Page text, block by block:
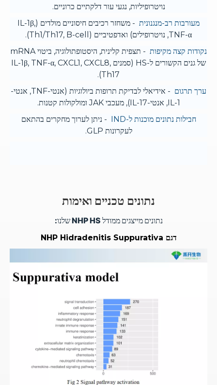
נויטרופיליות, נגעי עור דלקתיים כרוניים.
מעורבות רב-מנגנונית
- משחזר רכיבים חיסוניים מולדים (IL-1β,
TNF-α, נויטרופילים) ואדפטיביים (Th1/Th17, B-cell).
נקודות קצה מקיפות
- תצפית קלינית, היסטופתולוגיה, ביטוי mRNA
של גנים הקשורים ל-HS (סמנים IL-1β, TNF-α, CXCL1, CXCL8,
Th17).
ערך תרגום
- אידיאלי לבדיקת תרופות ביולוגיות (אנטי-TNF, אנטי-
IL-1, אנטי-IL-17), מעכבי JAK ומולקולות קטנות.
חבילות נתונים מוכנות ל-IND
- ניתן לערוך מחקרים בהתאם
לעקרונות GLP.
נתונים טכניים ואימות
נתונים מייצגים ממודל NHP HS שלנו:
דגם NHP Hidradenitis Suppurativa